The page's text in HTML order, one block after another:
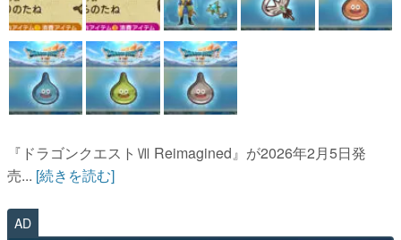
『ドラゴンクエストⅦ Reimagined』が2026年2月5日発
売... [続きを読む]
AD